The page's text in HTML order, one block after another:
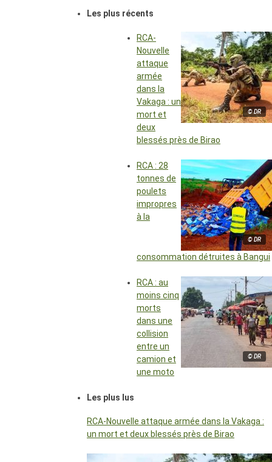
Les plus récents
© DR
RCA-
Nouvelle
attaque
armée
dans la
Vakaga : un
mort et
deux
blessés près de Birao
© DR
RCA : 28
tonnes de
poulets
impropres
à la
consommation détruites à Bangui
© DR
RCA : au
moins cinq
morts
dans une
collision
entre un
camion et
une moto
Les plus lus
RCA-Nouvelle attaque armée dans la Vakaga :
un mort et deux blessés près de Birao